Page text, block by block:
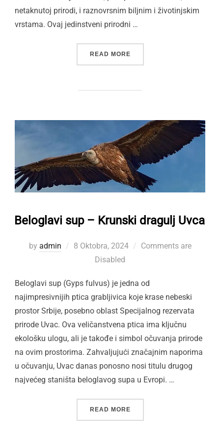
netaknutoj prirodi, i raznovrsnim biljnim i životinjskim
vrstama. Ovaj jedinstveni prirodni …
READ MORE“SPECIJALNI REZERVAT
Beloglavi sup – Krunski dragulj Uvca
by admin
Posted
8 Oktobra, 2024
Comments are
Disabled
Beloglavi sup (Gyps fulvus) je jedna od
najimpresivnijih ptica grabljivica koje krase nebeski
prostor Srbije, posebno oblast Specijalnog rezervata
prirode Uvac. Ova veličanstvena ptica ima ključnu
ekološku ulogu, ali je takođe i simbol očuvanja prirode
na ovim prostorima. Zahvaljujući značajnim naporima
u očuvanju, Uvac danas ponosno nosi titulu drugog
najvećeg staništa beloglavog supa u Evropi. …
READ MORE“BELOGLAVI SUP –